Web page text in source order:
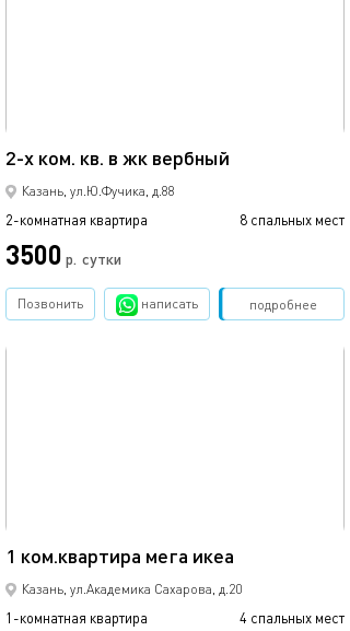
2-х ком. кв. в жк вербный
Казань, ул.Ю.Фучика, д.88
2-комнатная квартира 8 спальных мест
3500 р. сутки
подробнее
Позвонить написать Забронировать
1 ком.квартира мега икеа
Казань, ул.Академика Сахарова, д.20
1-комнатная квартира 4 спальных мест